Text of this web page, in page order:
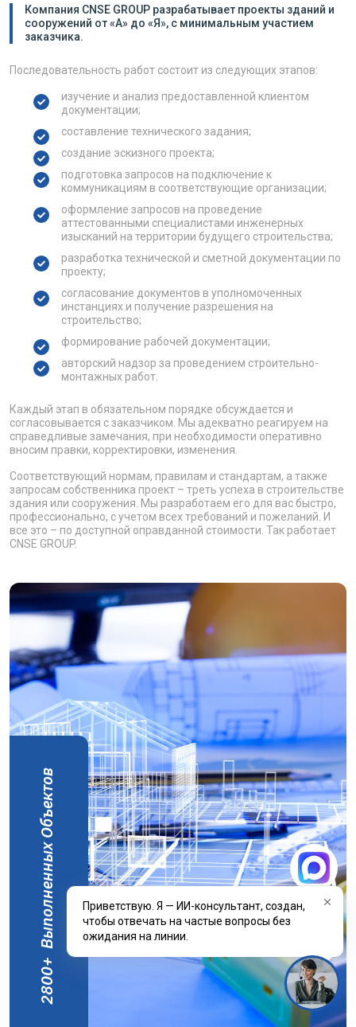
Компания CNSE GROUP разрабатывает проекты зданий и
сооружений от «А» до «Я», с минимальным участием
заказчика.
Последовательность работ состоит из следующих этапов:
изучение и анализ предоставленной клиентом
документации;
составление технического задания;
создание эскизного проекта;
подготовка запросов на подключение к
коммуникациям в соответствующие организации;
оформление запросов на проведение
аттестованными специалистами инженерных
изысканий на территории будущего строительства;
разработка технической и сметной документации по
проекту;
согласование документов в уполномоченных
инстанциях и получение разрешения на
строительство;
формирование рабочей документации;
авторский надзор за проведением строительно-
монтажных работ.
Каждый этап в обязательном порядке обсуждается и
согласовывается с заказчиком. Мы адекватно реагируем на
справедливые замечания, при необходимости оперативно
вносим правки, корректировки, изменения.
Соответствующий нормам, правилам и стандартам, а также
запросам собственника проект – треть успеха в строительстве
здания или сооружения. Мы разработаем его для вас быстро,
профессионально, с учетом всех требований и пожеланий. И
все это – по доступной оправданной стоимости. Так работает
CNSE GROUP.
2800
+
Выполненных Объектов
Приветствую. Я — ИИ-консультант, создан,
чтобы отвечать на частые вопросы без
ожидания на линии.